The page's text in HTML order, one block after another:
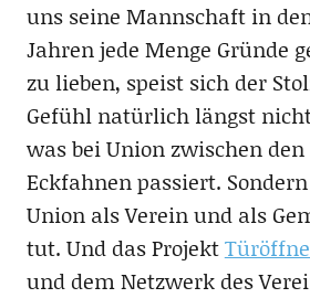
uns seine Mannschaft in
Jahren jede Menge Gründe
zu lieben, speist sich der
Gefühl natürlich längst
was bei Union zwischen
Eckfahnen passiert.
Union als Verein und als
tut. Und das Projekt
und dem Netzwerk des